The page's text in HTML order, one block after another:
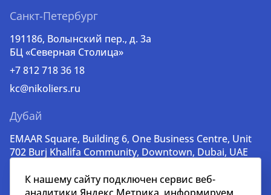
Санкт-Петербург
191186, Волынский пер., д. 3a
БЦ «Северная Столица»
+7 812 718 36 18
kc@nikoliers.ru
Дубай
EMAAR Square, Building 6, One Business Centre, Unit
702 Burj Khalifa Community, Downtown, Dubai, UAE
lead@nikoliers-global.com
К нашему сайту подключен сервис веб-